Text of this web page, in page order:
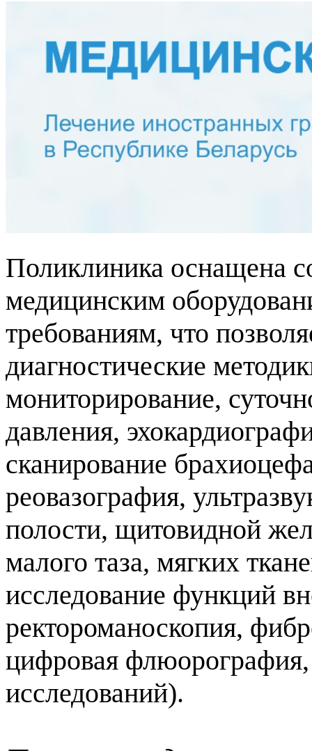
Поликлиника оснащена
медицинским
требованиям, что
диагностические
мониторирование,
давления,
сканирование
реовазография,
полости, щитовидной
малого таза, мягких
исследование функций
ректороманоскопия,
цифровая флюорография,
исследований).